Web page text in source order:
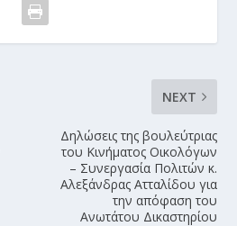
NEXT
Δηλώσεις της βουλεύτριας
του Κινήματος Οικολόγων
– Συνεργασία Πολιτών κ.
Αλεξάνδρας Ατταλίδου για
την απόφαση του
Ανωτάτου Δικαστηρίου